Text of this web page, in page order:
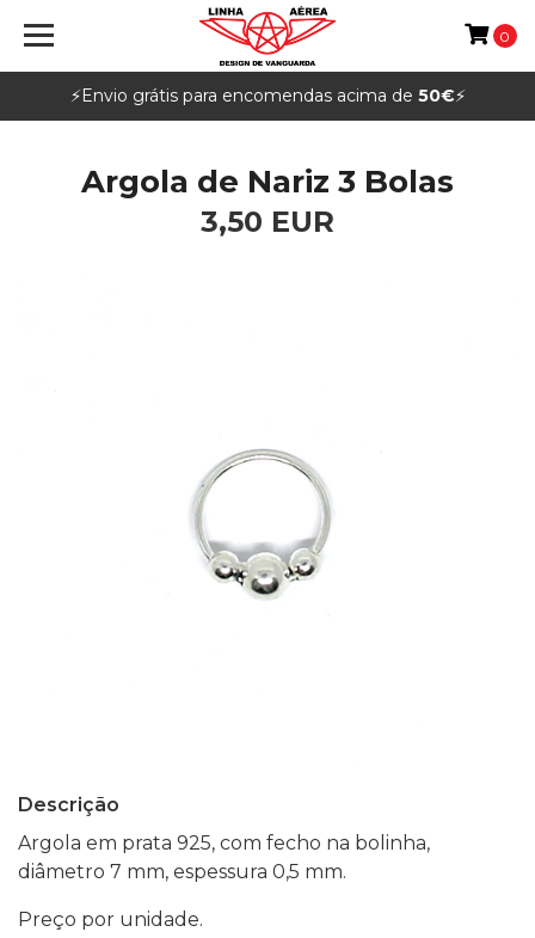
⚡️Envio grátis para encomendas acima de 50€⚡️
0
Argola de Nariz 3 Bolas
3,50 EUR
Descrição
Argola em prata 925, com fecho na bolinha,
diâmetro 7 mm, espessura 0,5 mm.
Preço por unidade.